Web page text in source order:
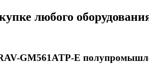
любого
GM561ATP-E